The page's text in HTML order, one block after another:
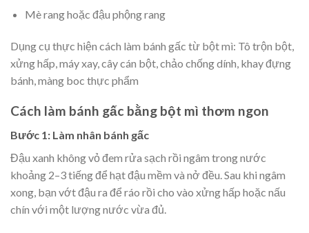
Mè rang hoặc đậu phộng rang
Dụng cụ thực hiện cách làm bánh gấc từ bột mì: Tô trộn bột,
xửng hấp, máy xay, cây cán bột, chảo chống dính, khay đựng
bánh, màng boc thực phẩm
Cách làm bánh gấc bằng bột mì thơm ngon
Bước 1: Làm nhân bánh gấc
Đậu xanh không vỏ đem rửa sạch rồi ngâm trong nước
khoảng 2–3 tiếng để hạt đậu mềm và nở đều. Sau khi ngâm
xong, bạn vớt đậu ra để ráo rồi cho vào xửng hấp hoặc nấu
chín với một lượng nước vừa đủ.